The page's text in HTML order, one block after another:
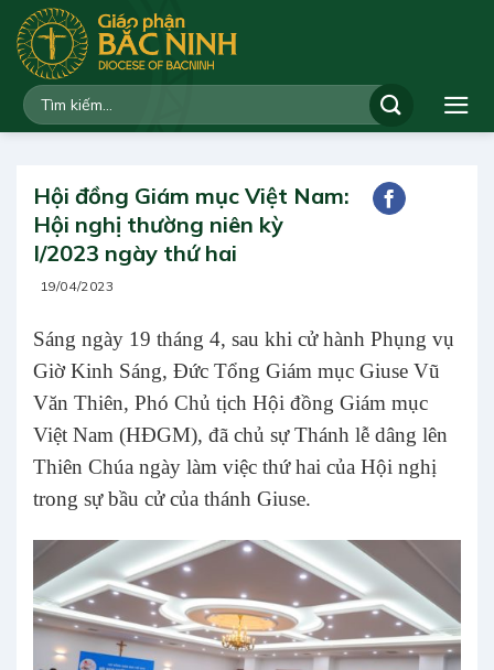
qua
dung
Hội đồng Giám mục Việt Nam:
Hội nghị thường niên kỳ
I/2023 ngày thứ hai
19/04/2023
Sáng ngày 19 tháng 4, sau khi cử hành Phụng vụ
Giờ Kinh Sáng, Đức Tổng Giám mục Giuse Vũ
Văn Thiên, Phó Chủ tịch Hội đồng Giám mục
Việt Nam (HĐGM), đã chủ sự Thánh lễ dâng lên
Thiên Chúa ngày làm việc thứ hai của Hội nghị
trong sự bầu cử của thánh Giuse.